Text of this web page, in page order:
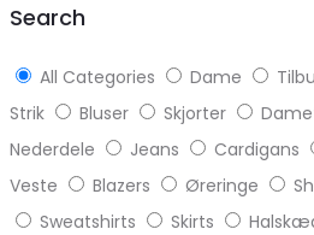
Search
All Categories Dame
Strik
Bluser Skjorter
Nederdele
Jeans Cardigans
Veste
Blazers Øreringe
Sweatshirts
Skirts